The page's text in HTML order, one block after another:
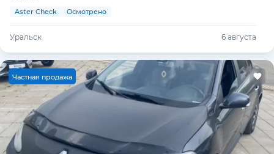
Aster Check Осмотрено
Уральск 6 августа
Частная продажа